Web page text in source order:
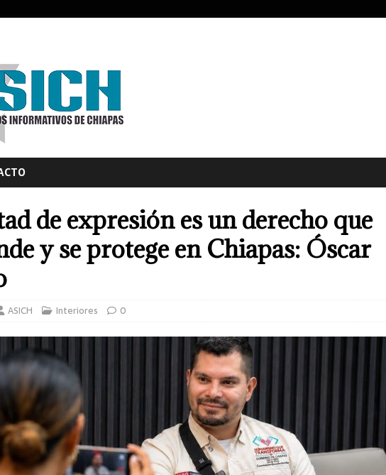
de expresión es un derecho que
y se protege en Chiapas: Óscar
ASICH Interiores 0